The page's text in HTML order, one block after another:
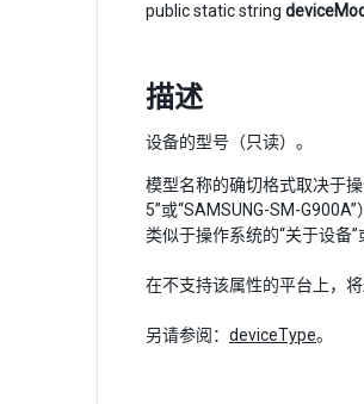
public static string
描述
设备的型号（只读）。
模型名称的确切格式取决于
5”或“SAMSUNG-SM-
类似于操作系统的“关于设备
在不支持该属性的平台上，
另请参阅： deviceType。